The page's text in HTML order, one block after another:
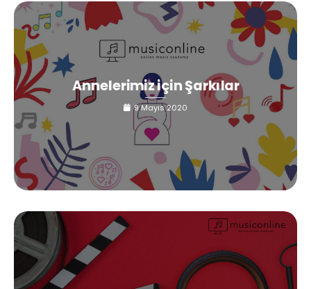
Annelerimiz için Şarkılar
9 Mayıs 2020